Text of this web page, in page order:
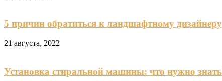
5 причин обратиться к ландшафтному дизайнеру
21 августа, 2022
Установка стиральной машины: что нужно